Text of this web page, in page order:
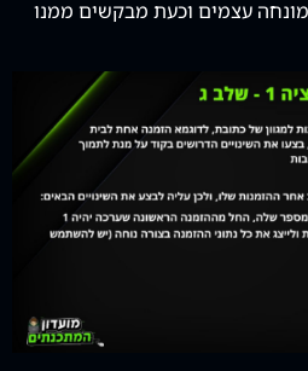
מונחה עצמים וכעת מבקשים ממנו